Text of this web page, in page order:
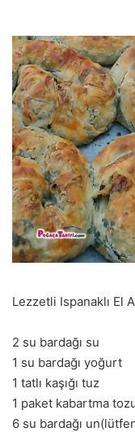
Lezzetli Ispanaklı El
2 su bardağı su
1 su bardağı yoğurt
1 tatlı kaşığı tuz
1 paket kabartma
6 su bardağı